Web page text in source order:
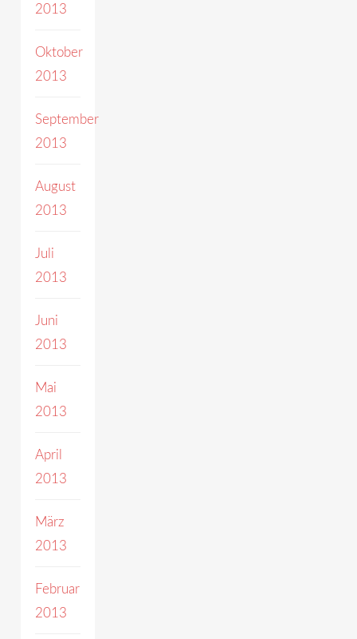
2013
Oktober
2013
September
2013
August
2013
Juli
2013
Juni
2013
Mai
2013
April
2013
März
2013
Februar
2013